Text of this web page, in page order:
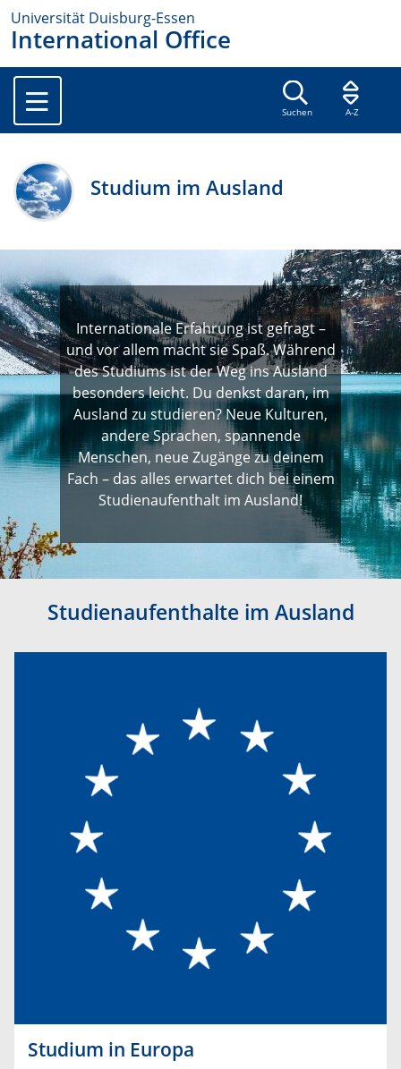
Universität Duisburg-Essen
International Office
Suchen A-Z
Studium im Ausland
Internationale Erfahrung ist gefragt –
und vor allem macht sie Spaß. Während
des Studiums ist der Weg ins Ausland
besonders leicht. Du denkst daran, im
Ausland zu studieren? Neue Kulturen,
andere Sprachen, spannende
Menschen, neue Zugänge zu deinem
Fach – das alles erwartet dich bei einem
Studienaufenthalt im Ausland!
Studienaufenthalte im Ausland
Studium in Europa